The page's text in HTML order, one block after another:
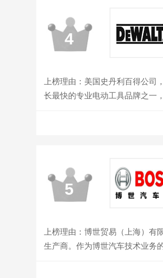
4
上榜理由：美国史丹利百得公
长最快的专业电动工具品牌之一
5
上榜理由：博世贸易（上海）
生产商。作为博世汽车技术业务